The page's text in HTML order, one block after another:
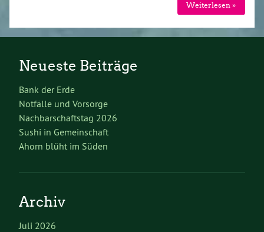
Weiterlesen »
Neueste Beiträge
Bank der Erde
Notfälle und Vorsorge
Nachbarschaftstag 2026
Sushi in Gemeinschaft
Ahorn blüht im Süden
Archiv
Juli 2026